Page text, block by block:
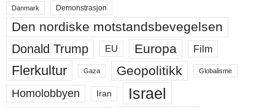
Danmark Demonstrasjon
Den nordiske motstandsbevegelsen
Donald Trump EU Europa Film
Flerkultur Gaza Geopolitikk Globalisme
Homolobbyen Iran Israel